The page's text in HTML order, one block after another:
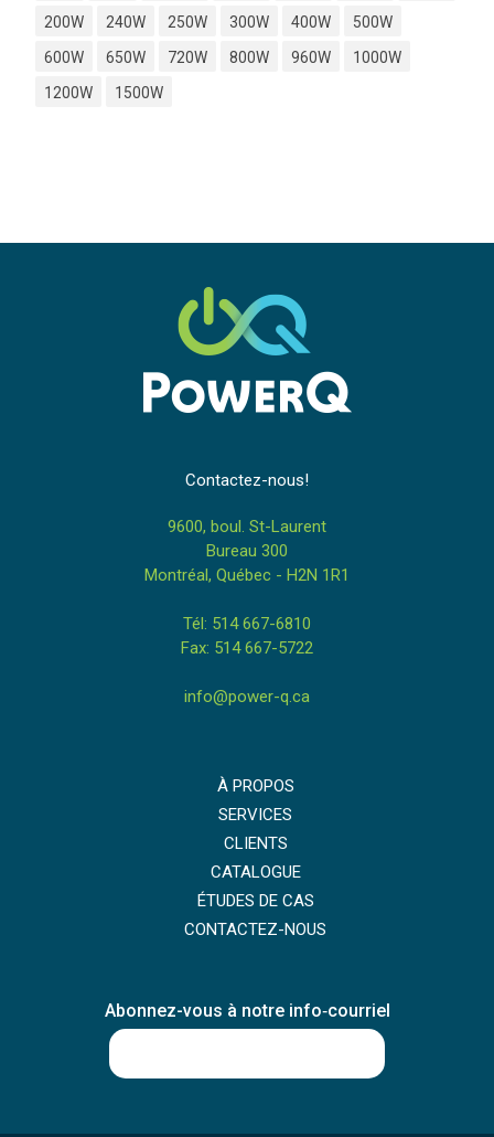
200W
240W 250W 300W 400W
500W
600W
650W 720W 800W 960W
1000W
1200W
1500W
Contactez-nous!
9600, boul. St-Laurent
Bureau 300
Montréal, Québec - H2N 1R1
Tél: 514 667-6810
Fax: 514 667-5722
info@power-q.ca
À PROPOS
SERVICES
CLIENTS
CATALOGUE
ÉTUDES DE CAS
CONTACTEZ-NOUS
Abonnez-vous à notre info‑courriel